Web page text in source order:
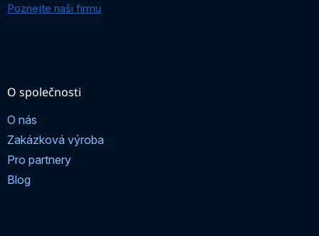
Poznejte naši firmu
O společnosti
O nás
Zakázková výroba
Pro partnery
Blog